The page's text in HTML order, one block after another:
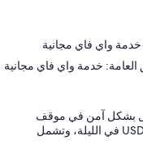
واي فاي مجانية
خدمة واي فاي مجانية
بشكل آمن في موقف
سيارات مغطى داخل المنشأة (USD 45 في الليلة، وتشمل